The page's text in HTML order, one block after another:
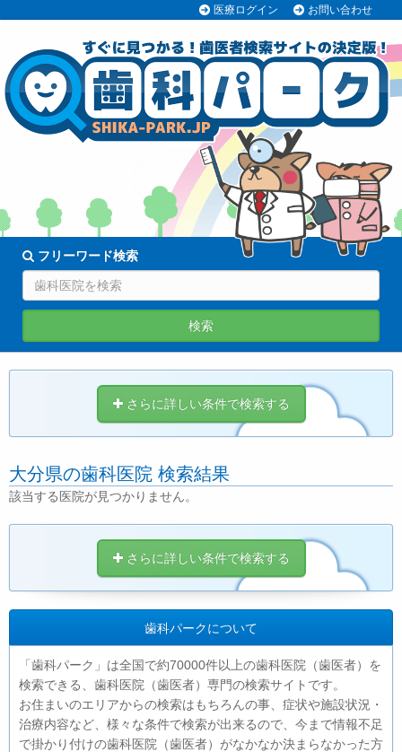
医療ログイン お問い合わせ
70038医院
登録中!
フリーワード検索
検索
さらに詳しい条件で検索する
大分県の歯科医院 検索結果
該当する医院が見つかりません。
さらに詳しい条件で検索する
歯科パークについて
「歯科パーク」は全国で約70000件以上の歯科医院（歯医者）を
検索できる、歯科医院（歯医者）専門の検索サイトです。
お住まいのエリアからの検索はもちろんの事、症状や施設状況・
治療内容など、様々な条件で検索が出来るので、今まで情報不足
で掛かり付けの歯科医院（歯医者）がなかなか決まらなかった方